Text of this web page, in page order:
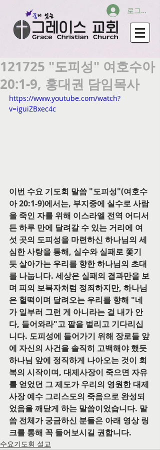
로그인
121725 "도피성" 여호수아
20:1-9, 홍대권 담임목사
https://www.youtube.com/watch?
v=iguiZBxec4c
이번 수요 기도회 말씀 "도피성"(여호수
아 20:1-9)에서는, 부지중에 실수로 사람
을 죽인 자를 위해 이스라엘 전역 어디서
든 하루 만에 달려갈 수 있는 거리에 여
섯 곳의 도피성을 마련하신 하나님의 세
심한 사랑을 통해, 실수와 실패로 쫓기
듯 살아가는 우리를 향한 하나님의 초대
를 나눕니다. 세상은 실패의 결과만을 보
며 피의 보복자처럼 정죄하지만, 하나님
은 헐떡이며 달려오는 우리를 향해 "네
가 일부러 그런 게 아니라는 걸 내가 안
다, 들어와라"고 팔을 벌리고 기다리십
니다. 도피성에 들어가기 위해 장로들 앞
에 자신의 사건을 솔직히 고백해야 했듯
하나님 앞에 정직하게 나아오는 것이 회
복의 시작이며, 대제사장이 죽으면 자유
를 얻었던 그 제도가 우리의 영원한 대제
사장 예수 그리스도의 죽음으로 완성되
었음을 깨닫게 하는 말씀이었습니다. 말
씀 전체가 궁금하신 분들은 아래 영상 링
크를 통해 꼭 들어보시길 권합니다.
수요기도회 설교